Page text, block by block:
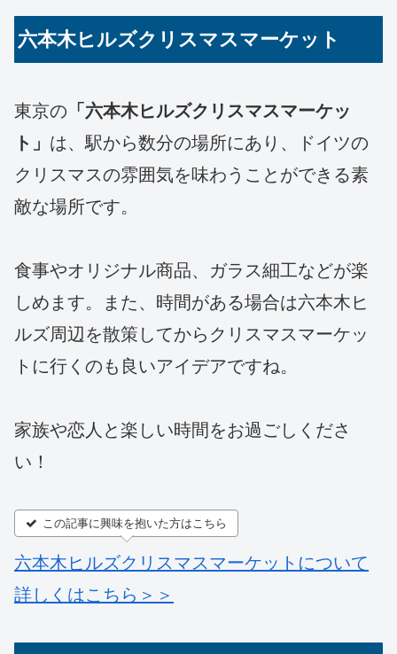
六本木ヒルズクリスマスマーケット
東京の 「六本木ヒルズクリスマスマーケッ
ト」 は、駅から数分の場所にあり、ドイツの
クリスマスの雰囲気を味わうことができる素
敵な場所です。
食事やオリジナル商品、ガラス細工などが楽
しめます。また、時間がある場合は六本木ヒ
ルズ周辺を散策してからクリスマスマーケッ
トに行くのも良いアイデアですね。
家族や恋人と楽しい時間をお過ごしくださ
い！
この記事に興味を抱いた方はこちら
六本木ヒルズクリスマスマーケットについて
詳しくはこちら＞＞